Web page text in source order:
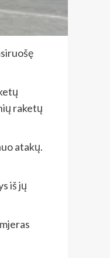
raketų
atakų.
iš jų